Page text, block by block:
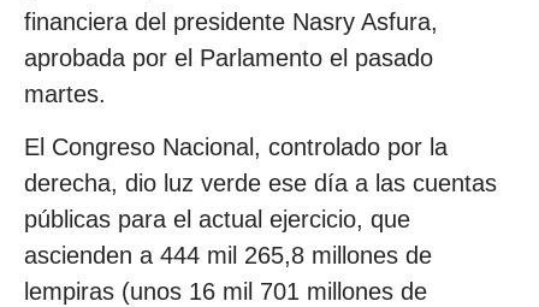
financiera del presidente Nasry Asfura,
aprobada por el Parlamento el pasado
martes.
El Congreso Nacional, controlado por la
derecha, dio luz verde ese día a las cuentas
públicas para el actual ejercicio, que
ascienden a 444 mil 265,8 millones de
lempiras (unos 16 mil 701 millones de